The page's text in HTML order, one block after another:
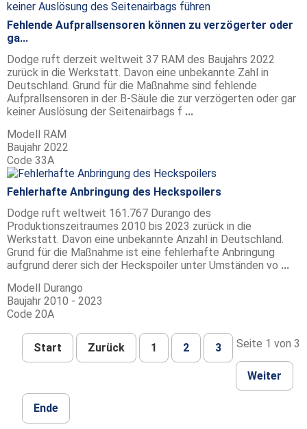
Fehlende Aufprallsensoren können zu verzögerter oder
ga...
Dodge ruft derzeit weltweit 37 RAM des Baujahrs 2022
zurück in die Werkstatt. Davon eine unbekannte Zahl in
Deutschland. Grund für die Maßnahme sind fehlende
Aufprallsensoren in der B-Säule die zur verzögerten oder gar
keiner Auslösung der Seitenairbags f ...
Modell RAM
Baujahr 2022
Code 33A
Fehlerhafte Anbringung des Heckspoilers
Dodge ruft weltweit 161.767 Durango des
Produktionszeitraumes 2010 bis 2023 zurück in die
Werkstatt. Davon eine unbekannte Anzahl in Deutschland.
Grund für die Maßnahme ist eine fehlerhafte Anbringung
aufgrund derer sich der Heckspoiler unter Umständen vo ...
Modell Durango
Baujahr 2010 - 2023
Code 20A
Seite 1 von 3
Start Zurück 1 2 3
Weiter
Ende